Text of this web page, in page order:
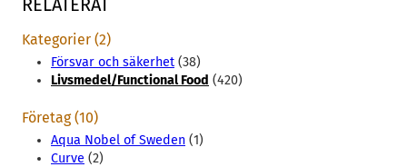
RELATERAT
Kategorier (2)
Försvar och säkerhet (38)
Livsmedel/Functional Food (420)
Företag (10)
Aqua Nobel of Sweden (1)
Curve (2)